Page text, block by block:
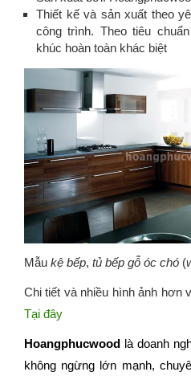
Thiết kế và sản xuất theo
công trình. Theo tiêu
khúc hoàn toàn khác biệt
Mẫu kệ bếp, tủ bếp gỗ óc chó (
Chi tiết và nhiều hình ảnh hơn
Tại đây
Hoangphucwood là doanh
không ngừng lớn mạnh,